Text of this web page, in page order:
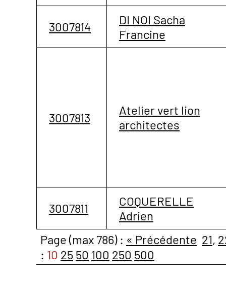
3007814
DI NOI Sacha
Francine
3007813
Atelier vert lion
architectes
3007811
COQUERELLE
Adrien
Page (max 786) : « Précédente 21,
: 10 25 50 100 250 500